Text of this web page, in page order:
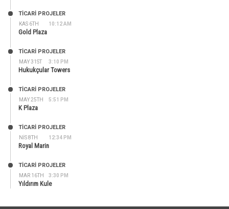
KAS 6TH 10:12 AM
TİCARİ PROJELER
Gold Plaza
MAY 31ST 3:10 PM
TİCARİ PROJELER
Hukukçular Towers
MAY 25TH 5:51 PM
TİCARİ PROJELER
K Plaza
NIS 8TH 12:34 PM
TİCARİ PROJELER
Royal Marin
MAR 16TH 3:30 PM
TİCARİ PROJELER
Yıldırım Kule